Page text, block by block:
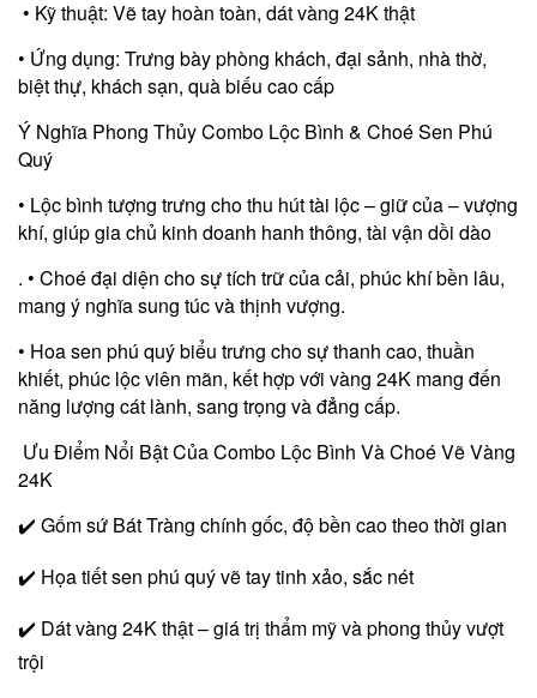
• Kỹ thuật: Vẽ tay hoàn toàn, dát vàng 24K thật
• Ứng dụng: Trưng bày phòng khách, đại sảnh, nhà thờ,
biệt thự, khách sạn, quà biếu cao cấp
Ý Nghĩa Phong Thủy Combo Lộc Bình & Choé Sen Phú
Quý
• Lộc bình tượng trưng cho thu hút tài lộc – giữ của – vượng
khí, giúp gia chủ kinh doanh hanh thông, tài vận dồi dào
. • Choé đại diện cho sự tích trữ của cải, phúc khí bền lâu,
mang ý nghĩa sung túc và thịnh vượng.
• Hoa sen phú quý biểu trưng cho sự thanh cao, thuần
khiết, phúc lộc viên mãn, kết hợp với vàng 24K mang đến
năng lượng cát lành, sang trọng và đẳng cấp.
Ưu Điểm Nổi Bật Của Combo Lộc Bình Và Choé Vẽ Vàng
24K
✔️ Gốm sứ Bát Tràng chính gốc, độ bền cao theo thời gian
✔️ Họa tiết sen phú quý vẽ tay tinh xảo, sắc nét
✔️ Dát vàng 24K thật – giá trị thẩm mỹ và phong thủy vượt
trội